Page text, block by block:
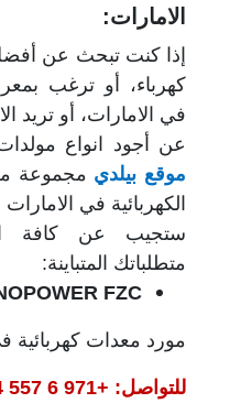
الامارات:
إذا كنت تبحث عن
كهرباء، أو ترغب
في الامارات، أو تريد
عن أجود انواع
موقع بيلدي مجموعة
الكهربائية في الامارات
ستجيب عن كافة
متطلباتك المتباينة:
FZC
مورد معدات كهربائية
للتواصل: +971 6 557 9794